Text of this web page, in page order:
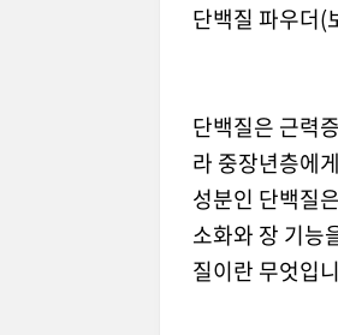
단백질 파우더(
단백질은 근력
라 중장년층에
성분인 단백질
소화와 장 기능
질이란 무엇입